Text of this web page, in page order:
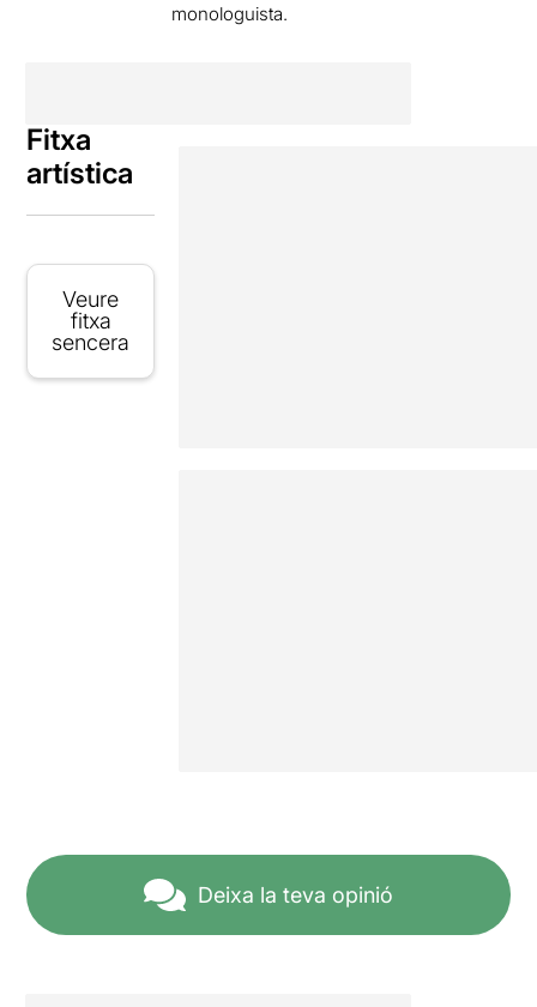
monologuista.
Fitxa
artística
Veure
fitxa
sencera
Deixa la teva opinió